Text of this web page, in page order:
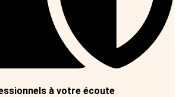
à votre écoute